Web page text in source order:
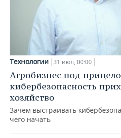
Технологии 31 июл, 00:00
Агробизнес под
кибербезопасность
хозяйство
Зачем выстраивать
чего начать